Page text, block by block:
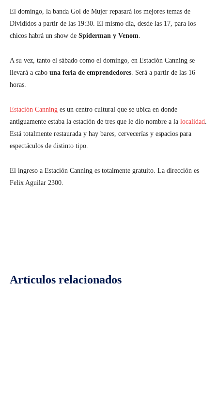
El domingo, la banda Gol de Mujer repasará los mejores temas de
Divididos a partir de las 19:30. El mismo día, desde las 17, para los
chicos habrá un show de Spiderman y Venom
A su vez, tanto el sábado como el domingo, en Estación Canning se
llevará a cabo una feria de emprendedores . Será a partir de las 16
horas.
Estación Canning es un centro cultural que se ubica en donde
antiguamente estaba la estación de tres que le dio nombre a la localidad
Está totalmente restaurada y hay bares, cervecerías y espacios para
espectáculos de distinto tipo.
El ingreso a Estación Canning es totalmente gratuito. La dirección es
Felix Aguilar 2300.
Artículos relacionados